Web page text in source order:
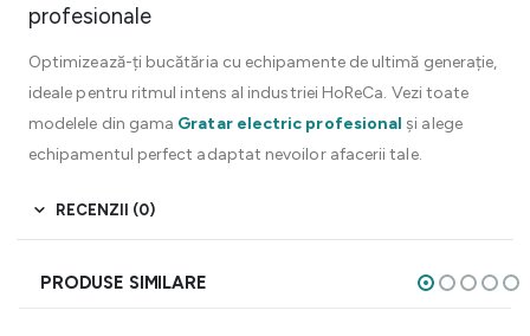
profesionale
Optimizează-ți bucătăria cu echipamente de ultimă generație,
ideale pentru ritmul intens al industriei HoReCa. Vezi toate
modelele din gama Gratar electric profesional și alege
echipamentul perfect adaptat nevoilor afacerii tale.
RECENZII (0)
PRODUSE SIMILARE